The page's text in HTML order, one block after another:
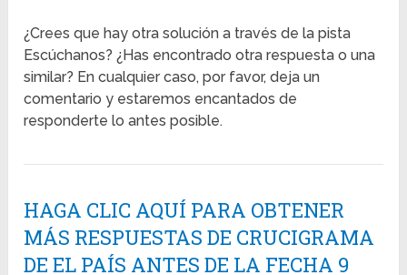
¿Crees que hay otra solución a través de la pista
Escúchanos? ¿Has encontrado otra respuesta o una
similar? En cualquier caso, por favor, deja un
comentario y estaremos encantados de
responderte lo antes posible.
HAGA CLIC AQUÍ PARA OBTENER
MÁS RESPUESTAS DE CRUCIGRAMA
DE EL PAÍS ANTES DE LA FECHA 9